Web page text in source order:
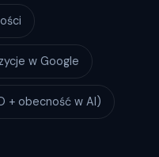
w Google
+ obecność w AI)